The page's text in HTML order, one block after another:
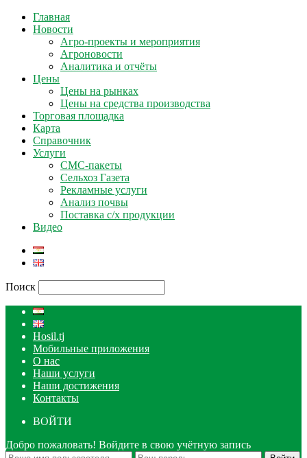
Главная
Новости
Агро-проекты и мероприятия
Агроновости
Аналитика и отчёты
Цены
Цены на рынках
Цены на средства производства
Торговая площадка
Карта
Справочник
Услуги
СМС-пакеты
Сельхоз Газета
Рекламные услуги
Анализ почвы
Поставка с/х продукции
Видео
Поиск
Hosil.tj
Мобильные приложения
О нас
Наши услуги
Наши достижения
Контакты
ВОЙТИ
Добро пожаловать! Войдите в свою учётную запись